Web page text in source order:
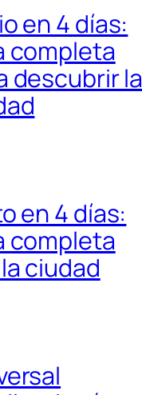
en 4 días:
completa
descubrir la
en 4 días:
completa
ciudad